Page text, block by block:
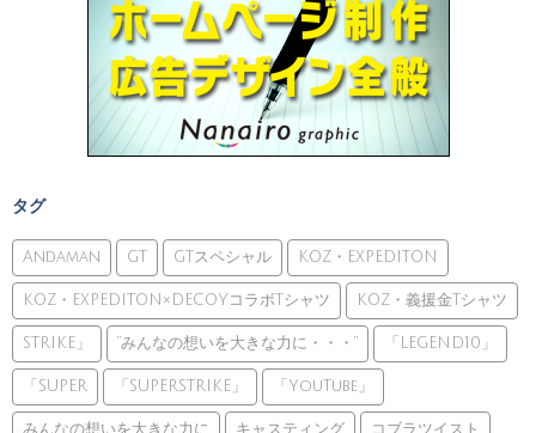
タグ
Andaman GT GTスペシャル KOZ・EXPEDITON
KOZ・EXPEDITON×DECOYコラボTシャツ KOZ・義援金Tシャツ
STRIKE」 ”みんなの想いを大きな力に・・・” 「LEGEND10」
「SUPER 「SUPERSTRIKE」 「YouTube」
みんなの想いを大きな力に キャスティング コブラツイスト